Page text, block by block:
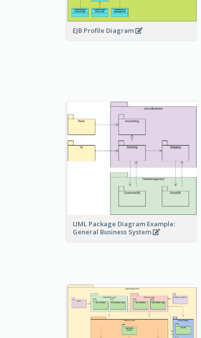
EJB Profile Diagram
UML Package Diagram Example:
General Business System